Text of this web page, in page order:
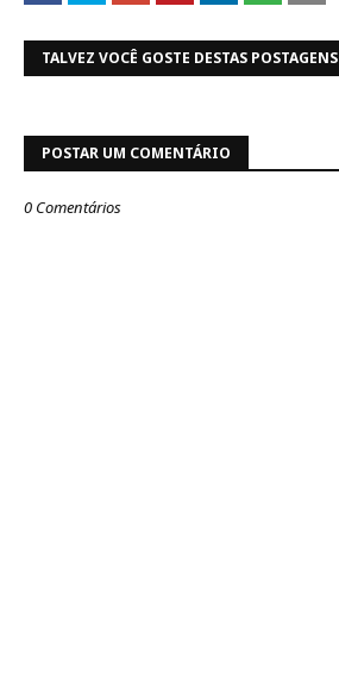
TALVEZ VOCÊ GOSTE DESTAS POSTAGENS
POSTAR UM COMENTÁRIO
0 Comentários